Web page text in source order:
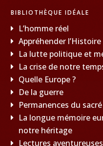
BIBLIOTHÈQUE IDÉALE
L’homme réel
Appréhender l’Histoire
La lutte politique et
La crise de notre
Quelle Europe ?
De la guerre
Permanences du sacré
La longue mémoire
notre héritage
Lectures